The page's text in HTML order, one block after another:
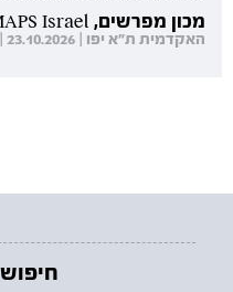
מכון מפרשים, MAPS Israel
האקדמית ת"א יפו | 23.10.2026 | יום שישי | 08:30-14:00